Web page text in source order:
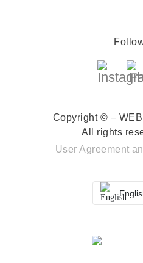
Copyright © –
All rights
User Agreement